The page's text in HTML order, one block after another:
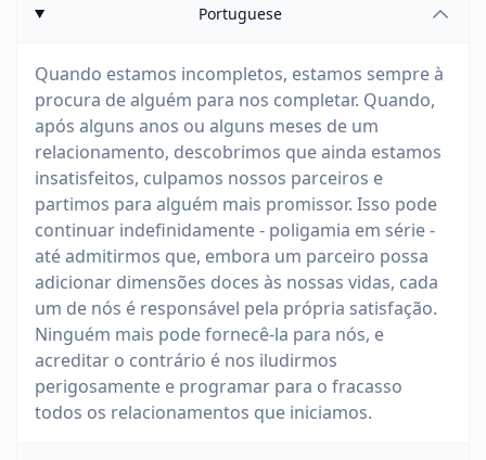
Portuguese
Quando estamos incompletos, estamos sempre à
procura de alguém para nos completar. Quando,
após alguns anos ou alguns meses de um
relacionamento, descobrimos que ainda estamos
insatisfeitos, culpamos nossos parceiros e
partimos para alguém mais promissor. Isso pode
continuar indefinidamente - poligamia em série -
até admitirmos que, embora um parceiro possa
adicionar dimensões doces às nossas vidas, cada
um de nós é responsável pela própria satisfação.
Ninguém mais pode fornecê-la para nós, e
acreditar o contrário é nos iludirmos
perigosamente e programar para o fracasso
todos os relacionamentos que iniciamos.